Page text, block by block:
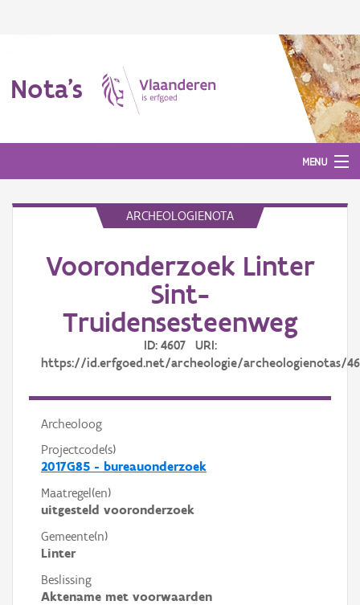
Nota's
MENU
Aanmelden
ARCHEOLOGIENOTA
Vooronderzoek Linter
Sint-
Truidensesteenweg
ID: 4607 URI:
https://id.erfgoed.net/archeologie/archeologienotas/
Archeoloog
Projectcode(s)
2017G85 - bureauonderzoek
Maatregel(en)
uitgesteld vooronderzoek
Gemeente(n)
Linter
Beslissing
Aktename met voorwaarden